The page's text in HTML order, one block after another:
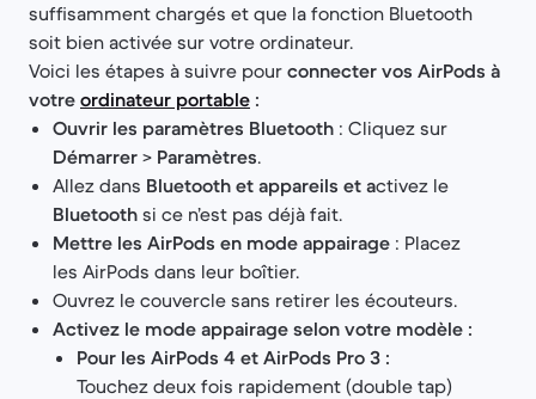
suffisamment chargés et que la fonction Bluetooth
soit bien activée sur votre ordinateur.
Voici les étapes à suivre pour connecter vos AirPods à
votre ordinateur portable :
Ouvrir les paramètres Bluetooth : Cliquez sur
Démarrer > Paramètres.
Allez dans Bluetooth et appareils et activez le
Bluetooth si ce n’est pas déjà fait.
Mettre les AirPods en mode appairage : Placez
les AirPods dans leur boîtier.
Ouvrez le couvercle sans retirer les écouteurs.
Activez le mode appairage selon votre modèle :
Pour les AirPods 4 et AirPods Pro 3 :
Touchez deux fois rapidement (double tap)